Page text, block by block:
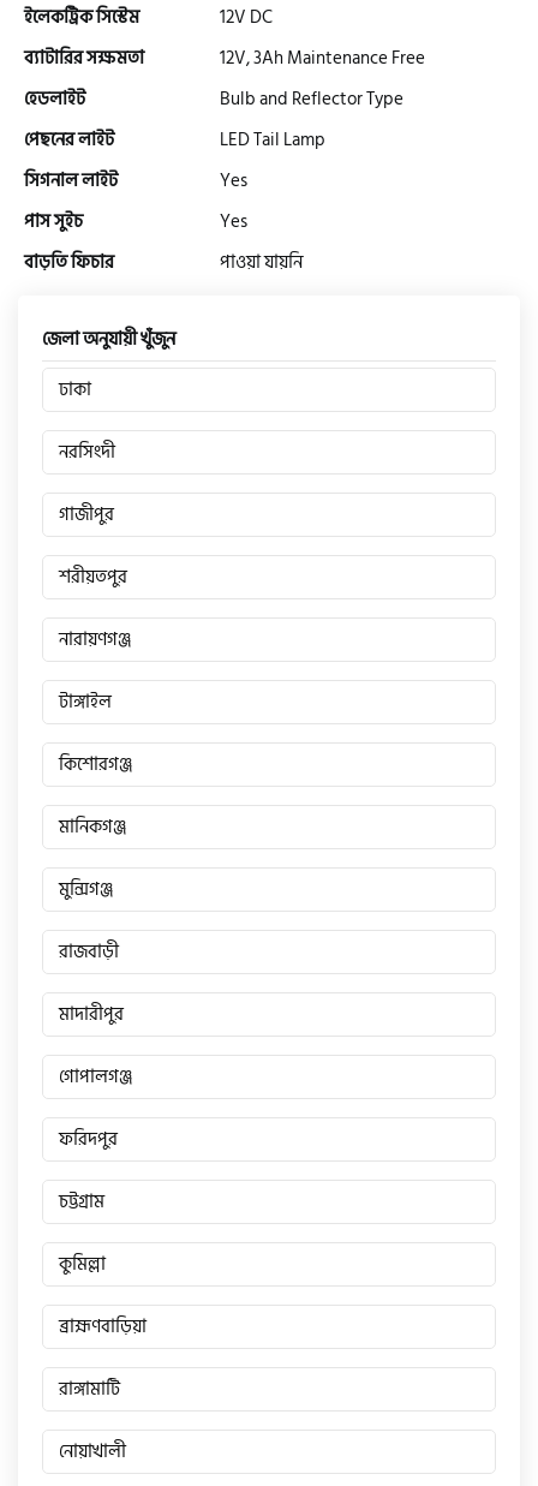
ডায়াং
গুড হুইল
ইলেকট্রিক সিস্টেম
12V DC
ব্যাটারির সক্ষমতা
12V, 3Ah Maintenance Free
হেডলাইট
Bulb and Reflector Type
পেছনের লাইট
LED Tail Lamp
সিগনাল লাইট
Yes
পাস সুইচ
Yes
বাড়তি ফিচার
পাওয়া যায়নি
জেলা অনুযায়ী খুঁজুন
ঢাকা
নরসিংদী
গাজীপুর
শরীয়তপুর
নারায়ণগঞ্জ
টাঙ্গাইল
কিশোরগঞ্জ
মানিকগঞ্জ
মুন্সিগঞ্জ
রাজবাড়ী
মাদারীপুর
গোপালগঞ্জ
ফরিদপুর
চট্টগ্রাম
কুমিল্লা
ব্রাহ্মণবাড়িয়া
রাঙ্গামাটি
নোয়াখালী